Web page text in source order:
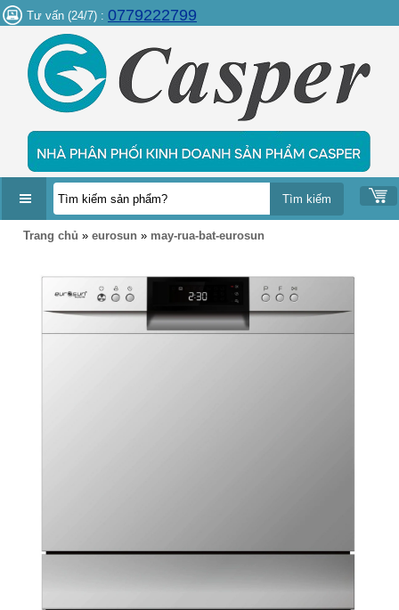
Tư vấn (24/7) : 0779222799
DANH
PHẨM
Trang chủ » eurosun » may-rua-bat-eurosun